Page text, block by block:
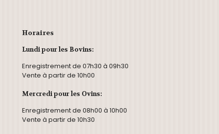
Horaires
Lundi pour les Bovins:
Enregistrement de 07h30 à 09h30
Vente à partir de 10h00
Mercredi pour les Ovins:
Enregistrement de 08h00 à 10h00
Vente à partir de 10h30